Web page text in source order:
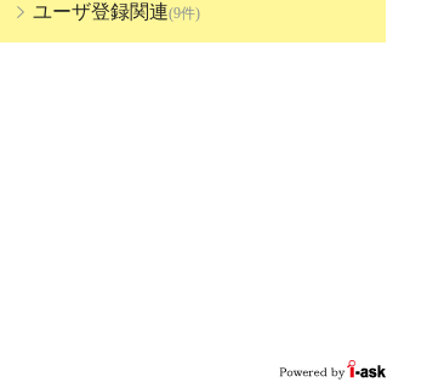
ユーザ登録関連(9件)